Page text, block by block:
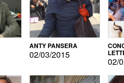
ANTY PANSERA
02/03/2015
02/